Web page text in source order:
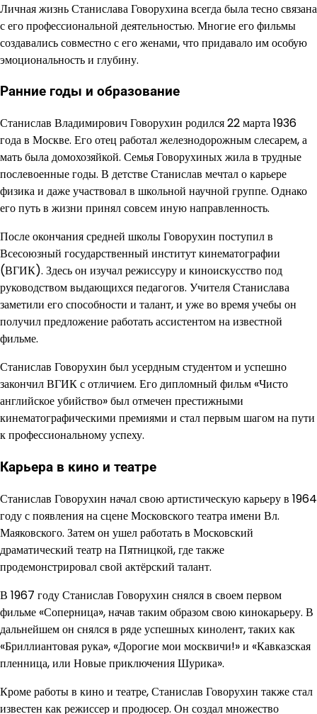
Личная жизнь Станислава Говорухина всегда была тесно связана
с его профессиональной деятельностью. Многие его фильмы
создавались совместно с его женами, что придавало им особую
эмоциональность и глубину.
Ранние годы и образование
Станислав Владимирович Говорухин родился 22 марта 1936
года в Москве. Его отец работал железнодорожным слесарем, а
мать была домохозяйкой. Семья Говорухиных жила в трудные
послевоенные годы. В детстве Станислав мечтал о карьере
физика и даже участвовал в школьной научной группе. Однако
его путь в жизни принял совсем иную направленность.
После окончания средней школы Говорухин поступил в
Всесоюзный государственный институт кинематографии
(ВГИК). Здесь он изучал режиссуру и киноискусство под
руководством выдающихся педагогов. Учителя Станислава
заметили его способности и талант, и уже во время учебы он
получил предложение работать ассистентом на известной
фильме.
Станислав Говорухин был усердным студентом и успешно
закончил ВГИК с отличием. Его дипломный фильм «Чисто
английское убийство» был отмечен престижными
кинематографическими премиями и стал первым шагом на пути
к профессиональному успеху.
Карьера в кино и театре
Станислав Говорухин начал свою артистическую карьеру в 1964
году с появления на сцене Московского театра имени Вл.
Маяковского. Затем он ушел работать в Московский
драматический театр на Пятницкой, где также
продемонстрировал свой актёрский талант.
В 1967 году Станислав Говорухин снялся в своем первом
фильме «Соперница», начав таким образом свою кинокарьеру. В
дальнейшем он снялся в ряде успешных кинолент, таких как
«Бриллиантовая рука», «Дорогие мои москвичи!» и «Кавказская
пленница, или Новые приключения Шурика».
Кроме работы в кино и театре, Станислав Говорухин также стал
известен как режиссер и продюсер. Он создал множество